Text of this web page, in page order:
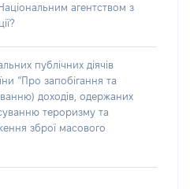
агентством з
публічних діячів
“Про запобігання та
доходів, одержаних
тероризму та
зброї масового